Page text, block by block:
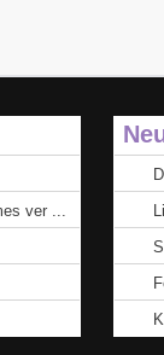
ver ...